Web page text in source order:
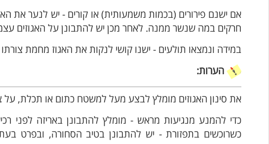
אם ישנם פירורים (בכמות משמעותית) או קורים - יש לנער את
חרקים במה שנשר ממנה. לאחר מכן יש להתבונן על האגוזים
במידה ונמצאו תולעים - ישנו קושי לנקות את האגוז מחמת
הערות:
את סינון האגוזים מומלץ לבצע מעל למשטח כתום או תכלת, על
כדי להמנע מנגיעות מראש - מומלץ להתבונן באריזה לפני
כשרוכשים בתפזורת - יש להתבונן בטיב הסחורה, ובפרט